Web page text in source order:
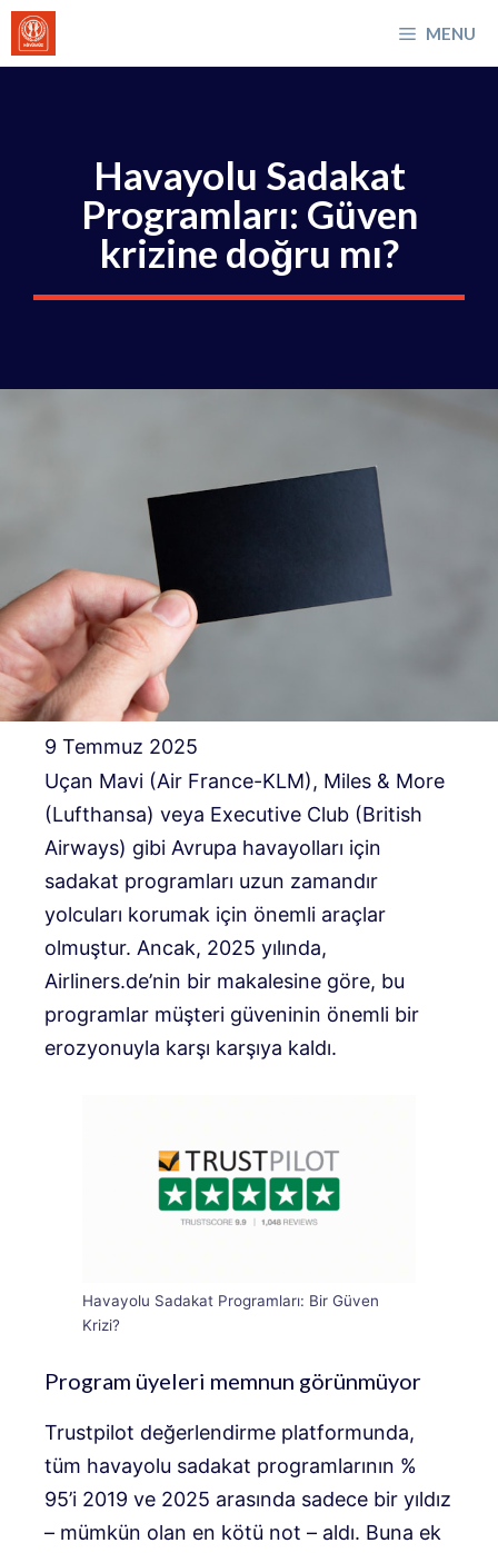
İçeriğe
atla
MENU
Havayolu Sadakat
Programları: Güven
krizine doğru mı?
9 Temmuz 2025
Uçan Mavi (Air France-KLM), Miles & More
(Lufthansa) veya Executive Club (British
Airways) gibi Avrupa havayolları için
sadakat programları uzun zamandır
yolcuları korumak için önemli araçlar
olmuştur. Ancak, 2025 yılında,
Airliners.de’nin bir makalesine göre, bu
programlar müşteri güveninin önemli bir
erozyonuyla karşı karşıya kaldı.
Havayolu Sadakat Programları: Bir Güven
Krizi?
Program üyeleri memnun görünmüyor
Trustpilot değerlendirme platformunda,
tüm havayolu sadakat programlarının %
95’i 2019 ve 2025 arasında sadece bir yıldız
– mümkün olan en kötü not – aldı. Buna ek